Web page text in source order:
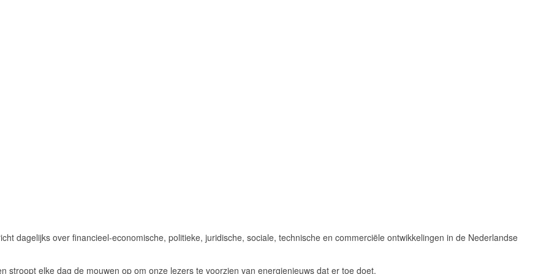
dagelijks over financieel-economische, politieke, juridische, sociale, technische en commerciële ontwikkelingen in de Nederlandse
stroopt elke dag de mouwen op om onze lezers te voorzien van energienieuws dat er toe doet.